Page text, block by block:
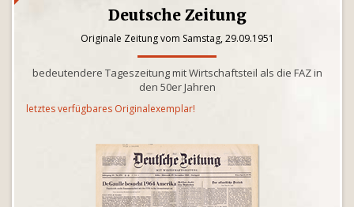
Deutsche Zeitung
Originale Zeitung vom Samstag, 29.09.1951
bedeutendere Tageszeitung mit Wirtschaftsteil als die FAZ in
den 50er Jahren
letztes verfügbares Originalexemplar!